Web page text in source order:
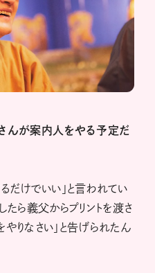
んが案内人をやる予定だ
だけでいい」と言われてい
たら義父からプリントを渡さ
りなさい」と告げられたん